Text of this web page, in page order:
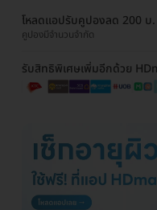
โหลดแอปรับคูปองลด 200 บ.
คูปองมีจำนวนจำกัด
รับสิทธิพิเศษเพิ่มอีกด้วย